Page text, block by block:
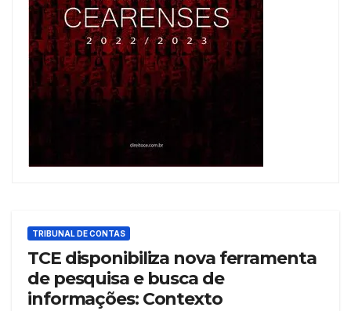
TRIBUNAL DE CONTAS
TCE disponibiliza nova ferramenta
de pesquisa e busca de
informações: Contexto